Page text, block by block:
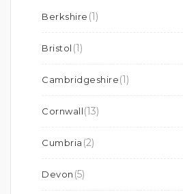
Berkshire (1)
Bristol (1)
Cambridgeshire(1)
Cornwall(13)
Cumbria (2)
Devon (5)